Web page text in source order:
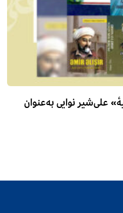
علی‌شیر نوایی به‌عنوان